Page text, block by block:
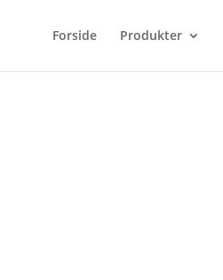
Forside Produkter